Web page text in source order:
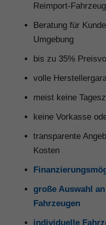
Reimport-
Beratung für
Umgebung
bis zu 35%
volle
meist keine
keine Vorkasse
transparente
Kosten
große Auswahl
Fahrzeugen
individuelle